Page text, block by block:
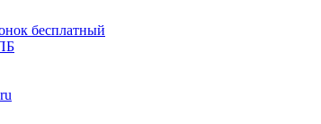
бесплатный